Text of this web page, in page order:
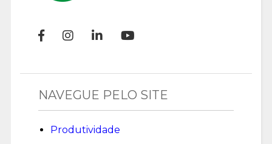
NAVEGUE PELO SITE
Produtividade